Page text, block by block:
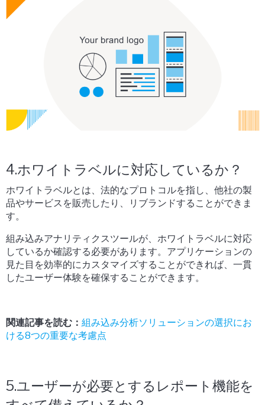
4.ホワイトラベルに対応しているか？
ホワイトラベルとは、法的なプロトコルを指し、他社の製
品やサービスを販売したり、リブランドすることができま
す。
組み込みアナリティクスツールが、ホワイトラベルに対応
しているか確認する必要があります。アプリケーションの
見た目を効率的にカスタマイズすることができれば、一貫
したユーザー体験を確保することができます。
関連記事を読む： 組み込み分析ソリューションの選択にお
ける8つの重要な考慮点
5.ユーザーが必要とするレポート機能を